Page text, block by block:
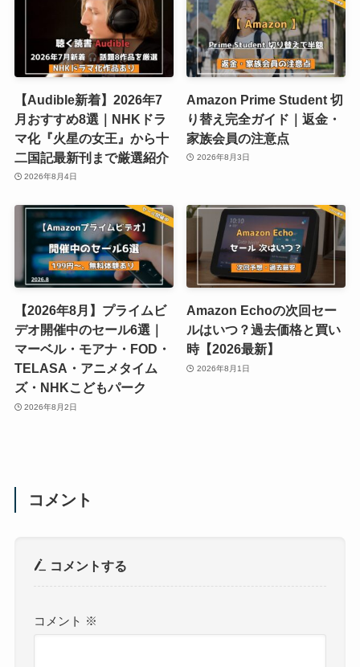
【Audible新着】2026年7
月おすすめ8選｜NHKドラ
マ化『火星の女王』から十
二国記最新刊まで厳選紹介
2026年8月4日
Amazon Prime Student 切
り替え完全ガイド｜返金・
家族会員の注意点
2026年8月3日
【2026年8月】プライムビ
デオ開催中のセール6選｜
マーベル・モアナ・FOD・
TELASA・アニメタイム
ズ・NHKこどもパーク
2026年8月2日
Amazon Echoの次回セー
ルはいつ？過去価格と買い
時【2026最新】
2026年8月1日
コメント
コメントする
コメント ※